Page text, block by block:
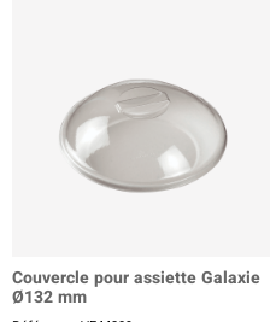
Couvercle pour assiette Galaxie
Ø132 mm